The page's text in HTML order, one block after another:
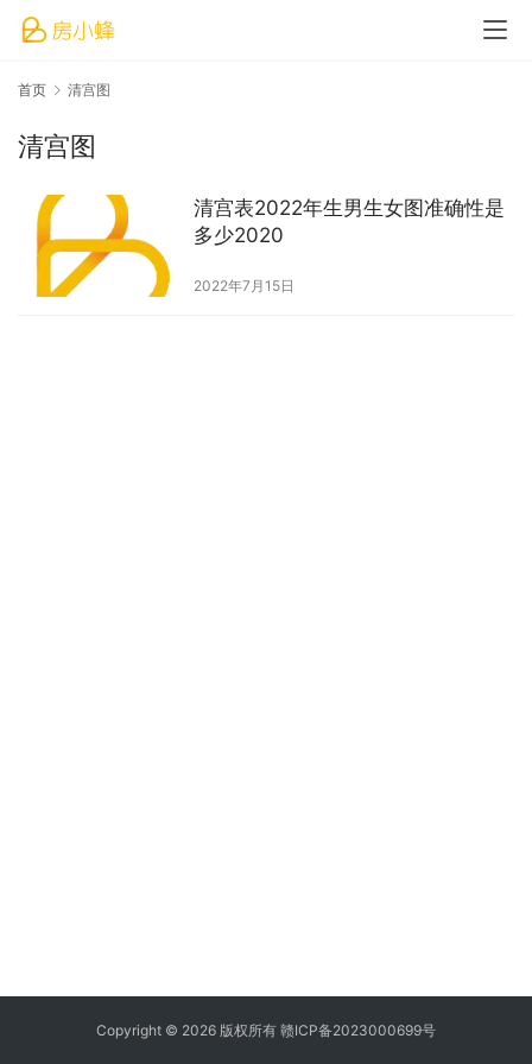
首页 清宫图
清宫图
清宫表2022年生男生女图准确性是
多少2020
2022年7月15日
Copyright © 2026 版权所有 赣ICP备2023000699号